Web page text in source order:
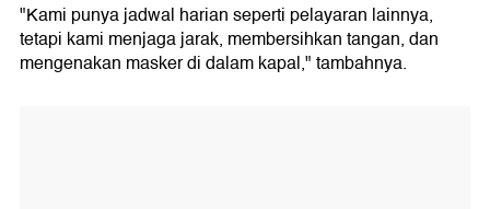
"Kami punya jadwal harian seperti pelayaran lainnya,
tetapi kami menjaga jarak, membersihkan tangan, dan
mengenakan masker di dalam kapal," tambahnya.